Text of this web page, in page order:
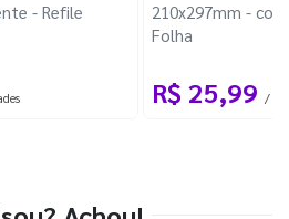
- Refile
210x297mm -
Folha
R$ 25,99 / 1